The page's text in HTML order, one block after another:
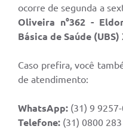
ocorre de segunda a
Oliveira n°362 -
Básica de Saúde (UBS)
Caso prefira, você
de atendimento:
WhatsApp: (31) 9
Telefone: (31) 0800